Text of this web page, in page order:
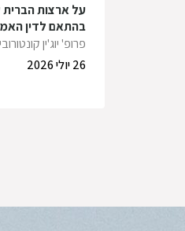
על ארצות הברית
בהתאם לדין
פרופ' יוג'ין
26 יולי 2026